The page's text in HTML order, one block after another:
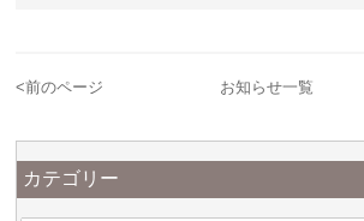
<前のページ お知らせ一覧
カテゴリー